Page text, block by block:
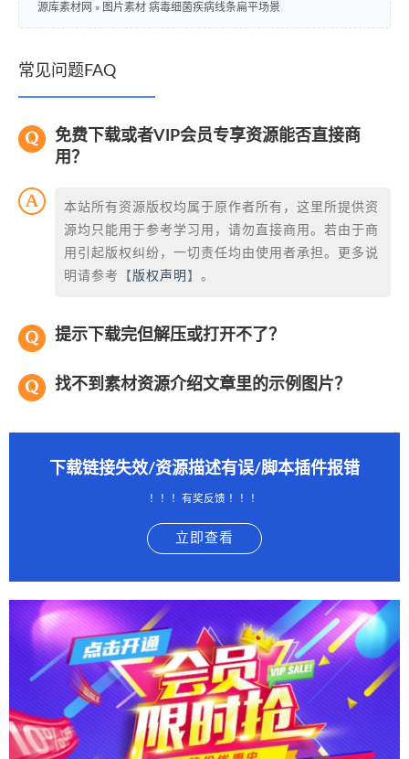
源库素材网 » 图片素材 病毒细菌疾病线条扁平场景
常见问题FAQ
免费下载或者VIP会员专享资源能否直接商
用？
本站所有资源版权均属于原作者所有，这里所提供资
源均只能用于参考学习用，请勿直接商用。若由于商
用引起版权纠纷，一切责任均由使用者承担。更多说
明请参考【 版权声明 】。
提示下载完但解压或打开不了？
找不到素材资源介绍文章里的示例图片？
下载链接失效/资源描述有误/脚本插件报错
！！！有奖反馈 ！！！
立即查看